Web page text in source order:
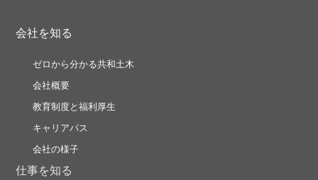
会社を知る
ゼロから分かる共和土木
会社概要
教育制度と福利厚生
キャリアパス
会社の様子
仕事を知る